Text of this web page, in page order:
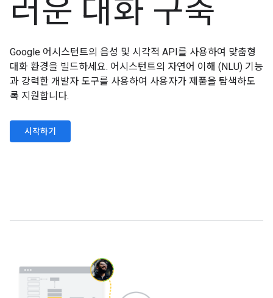
러운 대화 구축
Google 어시스턴트의 음성 및 시각적 API를 사용하여 맞춤형
대화 환경을 빌드하세요. 어시스턴트의 자연어 이해 (NLU) 기능
과 강력한 개발자 도구를 사용하여 사용자가 제품을 탐색하도
록 지원합니다.
시작하기